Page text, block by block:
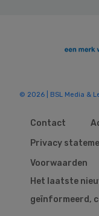
© 2026 | BSL Media &
Contact
Privacy
Voorwaarden
Het laatste
geïnformeerd,